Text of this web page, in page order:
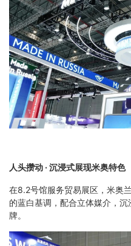
人头攒动 · 沉浸式展现米奥特色
在8.2号馆服务贸易展区，米奥
的蓝白基调，配合立体媒介，
牌。